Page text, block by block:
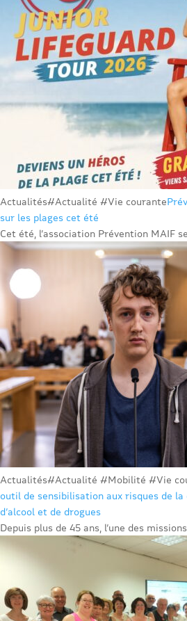
Actualités#Actualité #Vie courante
sur les plages cet été
Cet été, l’association Prévention MAIF
Actualités#Actualité #Mobilité #Vie
outil de sensibilisation aux risques de la
d’alcool et de drogues
Depuis plus de 45 ans, l’une des